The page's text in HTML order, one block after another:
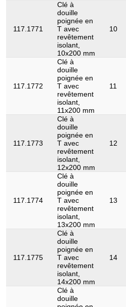
Type de poignée:
117.1771
Clé à
douille
poignée en
T avec
revêtement
isolant,
10x200 mm
10
117.1772
Clé à
douille
poignée en
T avec
revêtement
isolant,
11x200 mm
11
117.1773
Clé à
douille
poignée en
T avec
revêtement
isolant,
12x200 mm
12
117.1774
Clé à
douille
poignée en
T avec
revêtement
isolant,
13x200 mm
13
117.1775
Clé à
douille
poignée en
T avec
revêtement
isolant,
14x200 mm
14
Clé à
douille